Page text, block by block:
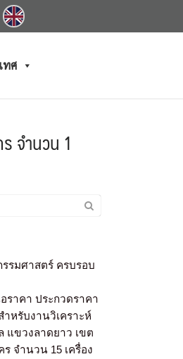
ทศ
จำนวน 1
รมศาสตร์ ครบรอบ
ราคา ประกวดราคา
ำหรับงานวิเคราะห์
แขวงลาดยาว เขต
จำนวน 15 เครื่อง